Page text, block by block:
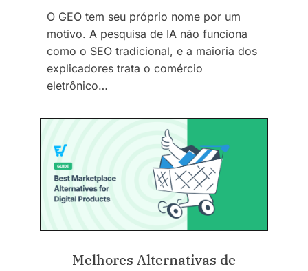
O GEO tem seu próprio nome por um
motivo. A pesquisa de IA não funciona
como o SEO tradicional, e a maioria dos
explicadores trata o comércio
eletrônico…
Melhores Alternativas de